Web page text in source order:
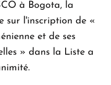
à Bogota, la
sur l'inscription de «
et de ses
» dans la Liste a